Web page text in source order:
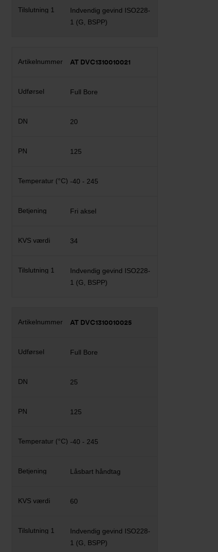
Indvendig gevind ISO228-
1 (G, BSPP)
AT DVC1310010021
Full Bore
20
125
-40 - 245
Fri aksel
34
Indvendig gevind ISO228-
1 (G, BSPP)
AT DVC1310010025
Full Bore
25
125
-40 - 245
Låsbart håndtag
60
Indvendig gevind ISO228-
1 (G, BSPP)